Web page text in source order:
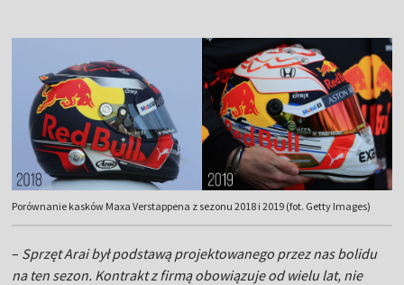
Porównanie kasków Maxa Verstappena z sezonu 2018 i 2019 (fot. Getty Images)
– Sprzęt Arai był podstawą projektowanego przez nas bolidu
na ten sezon. Kontrakt z firmą obowiązuje od wielu lat, nie